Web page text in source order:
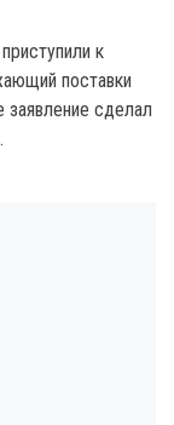
к
поставки
заявление сделал